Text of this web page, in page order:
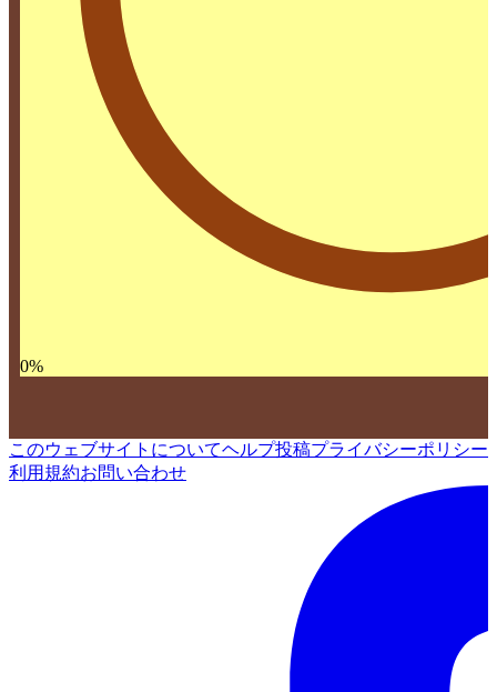
0%
このウェブサイトについてヘルプ投稿プライバシーポリシー
利用規約お問い合わせ